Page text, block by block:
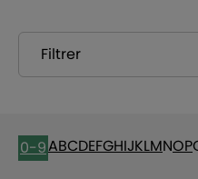
Filtrer
0-9ABCDEFGHIJKLMNOP